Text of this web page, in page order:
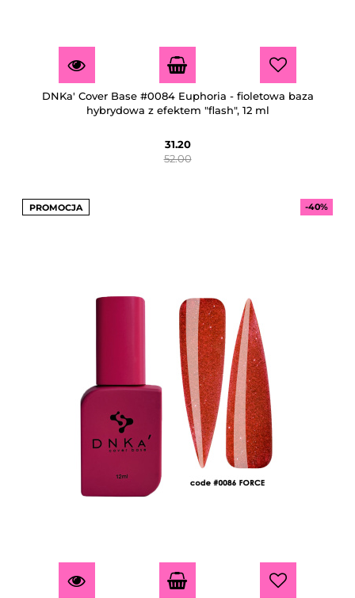
DNKa' Cover Base #0084 Euphoria - fioletowa baza
hybrydowa z efektem "flash", 12 ml
31.20
52.00
PROMOCJA -40%